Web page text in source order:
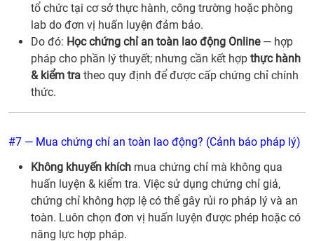
tổ chức tại cơ sở thực hành, công trường hoặc phòng
lab do đơn vị huấn luyện đảm bảo.
Do đó: Học chứng chỉ an toàn lao động Online— hợp
pháp cho phần lý thuyết; nhưng cần kết hợp thực hành
& kiểm tra theo quy định để được cấp chứng chỉ chính
thức.
#7 — Mua chứng chỉ an toàn lao động? (Cảnh báo pháp lý)
Không khuyến khích mua chứng chỉ mà không qua
huấn luyện & kiểm tra. Việc sử dụng chứng chỉ giả,
chứng chỉ không hợp lệ có thể gây rủi ro pháp lý và an
toàn. Luôn chọn đơn vị huấn luyện được phép hoặc có
năng lực hợp pháp.